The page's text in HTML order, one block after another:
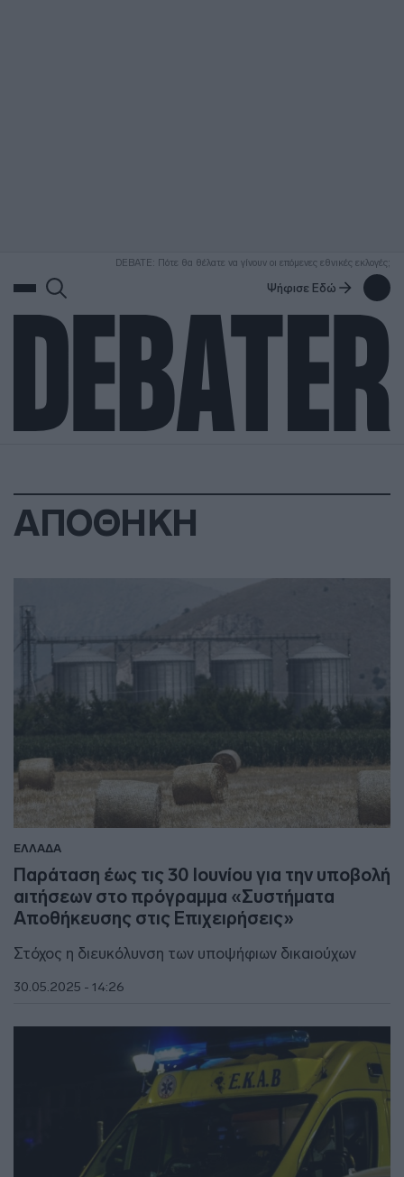
DEBATE: Πότε θα θέλατε να γίνουν οι επόμενες εθνικές εκλογές;
Ψήφισε Εδώ
ΑΠΟΘΗΚΗ
ΕΛΛΑΔΑ
Παράταση έως τις 30 Ιουνίου για την υποβολή
αιτήσεων στο πρόγραμμα «Συστήματα
Αποθήκευσης στις Επιχειρήσεις»
Στόχος η διευκόλυνση των υποψήφιων δικαιούχων
30.05.2025 - 14:26